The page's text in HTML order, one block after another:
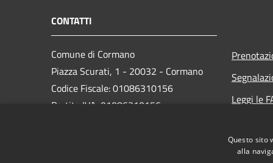
CONTATTI
Comune di Cormano
Piazza Scurati, 1 - 20032 - Cormano
Codice Fiscale: 01086310156
Partita IVA: 01086310156
Leggi le
Questo sito
alla